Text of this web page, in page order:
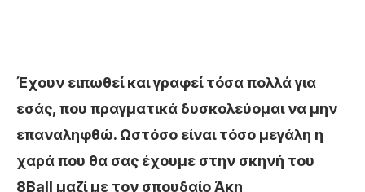
Έχουν ειπωθεί και γραφεί τόσα πολλά για
εσάς, που πραγματικά δυσκολεύομαι να μην
επαναληφθώ. Ωστόσο είναι τόσο μεγάλη η
χαρά που θα σας έχουμε στην σκηνή του
8Ball μαζί με τον σπουδαίο Άκη